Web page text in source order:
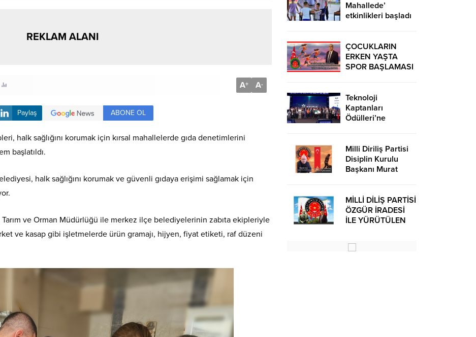
REKLAM ALANI
A+ A-
Paylaş ABONE OL
halk sağlığını korumak için kırsal mahallelerde gıda denetimlerini
başlatıldı.
halk sağlığını korumak ve güvenli gıdaya erişimi sağlamak için
Tarım ve Orman Müdürlüğü ile merkez ilçe belediyelerinin zabıta ekipleriyle
ve kasap gibi işletmelerde ürün gramajı, hijyen, fiyat etiketi, raf düzeni
Mahallede’
etkinlikleri başladı
ÇOCUKLARIN
ERKEN YAŞTA
SPOR BAŞLAMASI
UZAK TUTUMUŞ
OLACAKTIR
Teknoloji
Kaptanları
Ödülleri’ne
Milli Diriliş Partisi
Disiplin Kurulu
Başkanı Murat
Basın Açıklaması
MİLLİ DİLİŞ PARTİSİ
ÖZGÜR İRADESİ
İLE YÜRÜTÜLEN
OLUŞUMUDUR